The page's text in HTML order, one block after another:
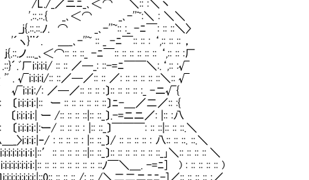
_／ニﾆ_､＜⌒ ＼:: :＼丶
_､＜⌒ _､-''~:＼ : ＼＼
ﾉ. ⌒ _､-''~:: :_ -ﾆ￣: :: ::＼〉
-''~ :: _ -ﾆ￣:: :: : ‘,:: :: :: ，
-ﾆ￣:: :: :: :: :: :: ‘,:: :: :厂
／─_: ::-=ﾆ￣￣＼:.‘,:: :√
::／─／:: :: ／: :: :: :: :: ::＼:: √
／:: :: :: :〕:: :: :: :: :_ -ニ√{
:: :: :: :: ::〕ﾆ-＿／二／:: :{
:: :: ::|:: ::_〕.-=ニニ／: |:: :八
:: :: :: : |:: ::_〕￣￣￣: :: ::|:: :: ::.＼
:: : |:: ::_〕/ :: :: :: :: : 八:: :: ::. ::.＼
::_〕:: :: :: :: :: :: ::_｣＼:: :: :: :: ＼
:: :: :: :: :: ::ﾉ￣＼＿. -=ﾆ] ) : :: :: :: :: )
:: :: /: :: /＼二二ニﾆﾆ-]／:: :: :: :: :／